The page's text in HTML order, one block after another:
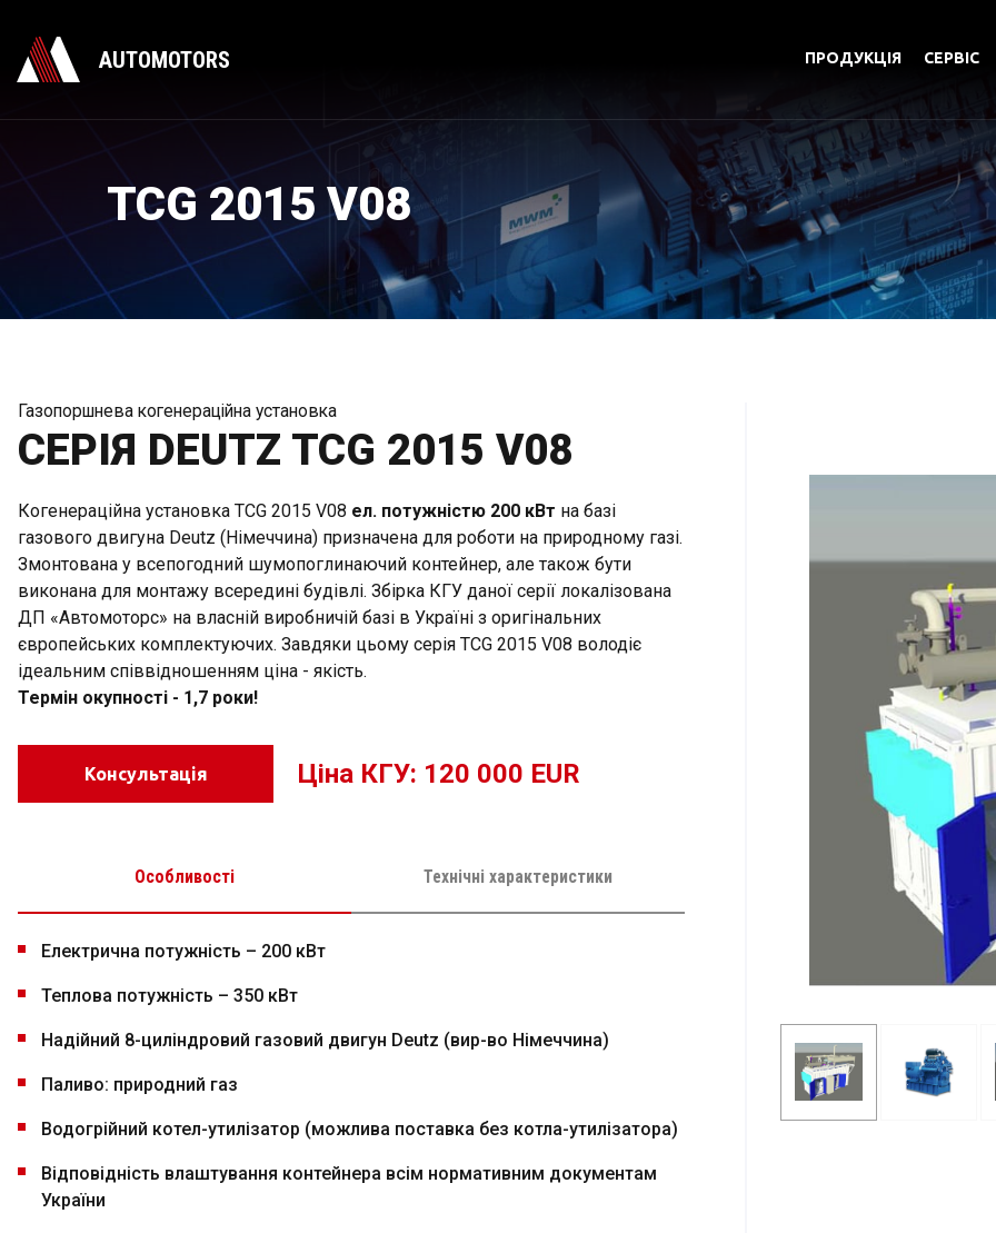
AUTOMOTORS ПРОДУКЦІЯ СЕРВІС
TCG 2015 V08
Газопоршнева когенераційна установка
СЕРІЯ DEUTZ TCG 2015 V08
Когенераційна установка TCG 2015 V08 ел. потужністю 200 кВт на базі
газового двигуна Deutz (Німеччина) призначена для роботи на природному газі.
Змонтована у всепогодний шумопоглинаючий контейнер, але також бути
виконана для монтажу всередині будівлі. Збірка КГУ даної серії локалізована
ДП «Автомоторс» на власній виробничій базі в Україні з оригінальних
європейських комплектуючих. Завдяки цьому серія TCG 2015 V08 володіє
ідеальним співвідношенням ціна - якість.
Термін окупності - 1,7 роки!
Консультація Ціна КГУ: 120 000 EUR
Особливості Технічні характеристики
Електрична потужність – 200 кВт
Теплова потужність – 350 кВт
Надійний 8-циліндровий газовий двигун Deutz (вир-во Німеччина)
Паливо: природний газ
Водогрійний котел-утилізатор (можлива поставка без котла-утилізатора)
Відповідність влаштування контейнера всім нормативним документам
України